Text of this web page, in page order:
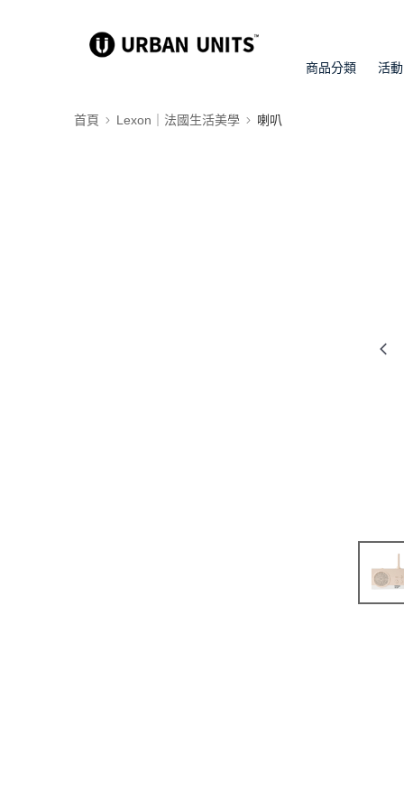
商品分類 活動
首頁 Lexon｜法國生活美學 喇叭